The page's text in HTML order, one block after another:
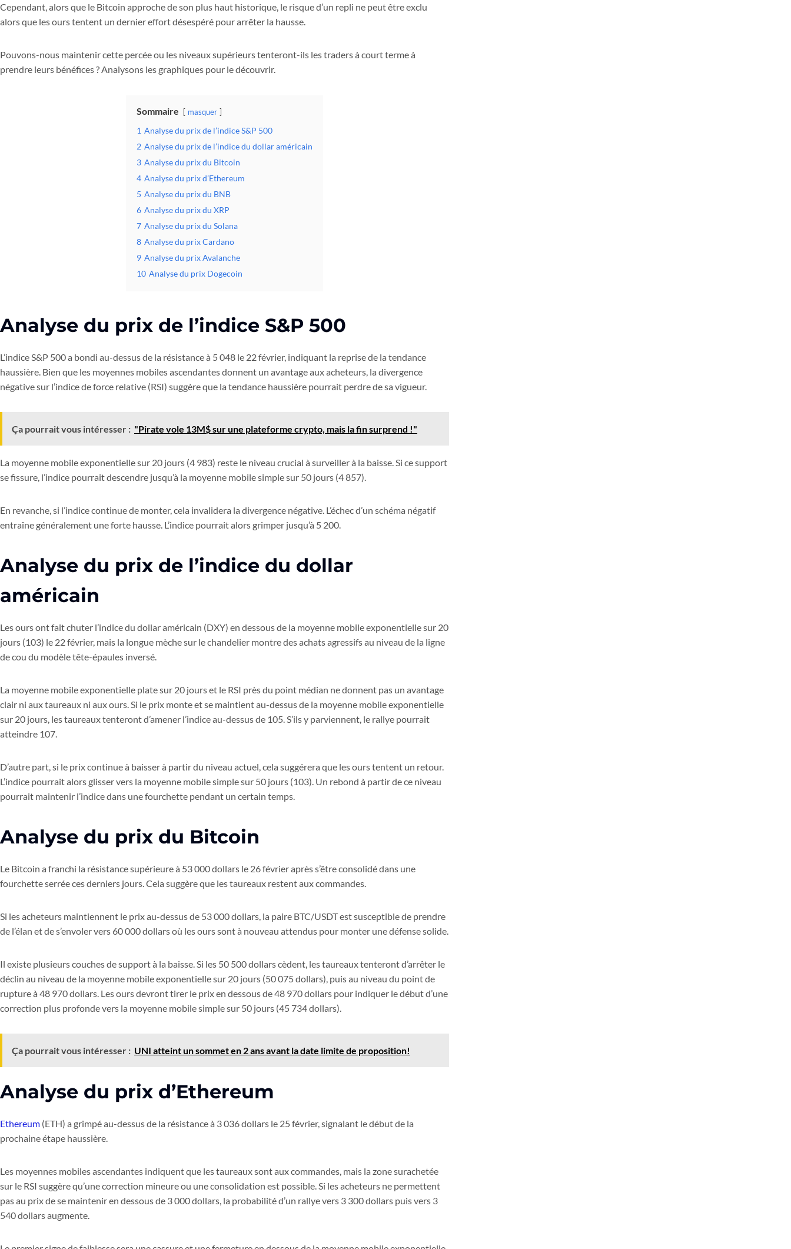
Cependant, alors que le Bitcoin approche de son plus haut historique, le risque d’un repli ne peut être exclu
alors que les ours tentent un dernier effort désespéré pour arrêter la hausse.
Pouvons-nous maintenir cette percée ou les niveaux supérieurs tenteront-ils les traders à court terme à
prendre leurs bénéfices ? Analysons les graphiques pour le découvrir.
Sommaire masquer
1 Analyse du prix de l’indice S&P 500
2 Analyse du prix de l’indice du dollar américain
3 Analyse du prix du Bitcoin
4 Analyse du prix d’Ethereum
5 Analyse du prix du BNB
6 Analyse du prix du XRP
7 Analyse du prix du Solana
8 Analyse du prix Cardano
9 Analyse du prix Avalanche
10 Analyse du prix Dogecoin
Analyse du prix de l’indice S&P 500
L’indice S&P 500 a bondi au-dessus de la résistance à 5 048 le 22 février, indiquant la reprise de la tendance
haussière. Bien que les moyennes mobiles ascendantes donnent un avantage aux acheteurs, la divergence
négative sur l’indice de force relative (RSI) suggère que la tendance haussière pourrait perdre de sa vigueur.
Ça pourrait vous intéresser : "Pirate vole 13M$ sur une plateforme crypto, mais la fin surprend !"
La moyenne mobile exponentielle sur 20 jours (4 983) reste le niveau crucial à surveiller à la baisse. Si ce support
se fissure, l’indice pourrait descendre jusqu’à la moyenne mobile simple sur 50 jours (4 857).
En revanche, si l’indice continue de monter, cela invalidera la divergence négative. L’échec d’un schéma négatif
entraîne généralement une forte hausse. L’indice pourrait alors grimper jusqu’à 5 200.
Analyse du prix de l’indice du dollar
américain
Les ours ont fait chuter l’indice du dollar américain (DXY) en dessous de la moyenne mobile exponentielle sur 20
jours (103) le 22 février, mais la longue mèche sur le chandelier montre des achats agressifs au niveau de la ligne
de cou du modèle tête-épaules inversé.
La moyenne mobile exponentielle plate sur 20 jours et le RSI près du point médian ne donnent pas un avantage
clair ni aux taureaux ni aux ours. Si le prix monte et se maintient au-dessus de la moyenne mobile exponentielle
sur 20 jours, les taureaux tenteront d’amener l’indice au-dessus de 105. S’ils y parviennent, le rallye pourrait
atteindre 107.
D’autre part, si le prix continue à baisser à partir du niveau actuel, cela suggérera que les ours tentent un retour.
L’indice pourrait alors glisser vers la moyenne mobile simple sur 50 jours (103). Un rebond à partir de ce niveau
pourrait maintenir l’indice dans une fourchette pendant un certain temps.
Analyse du prix du Bitcoin
Le Bitcoin a franchi la résistance supérieure à 53 000 dollars le 26 février après s’être consolidé dans une
fourchette serrée ces derniers jours. Cela suggère que les taureaux restent aux commandes.
Si les acheteurs maintiennent le prix au-dessus de 53 000 dollars, la paire BTC/USDT est susceptible de prendre
de l’élan et de s’envoler vers 60 000 dollars où les ours sont à nouveau attendus pour monter une défense solide.
Il existe plusieurs couches de support à la baisse. Si les 50 500 dollars cèdent, les taureaux tenteront d’arrêter le
déclin au niveau de la moyenne mobile exponentielle sur 20 jours (50 075 dollars), puis au niveau du point de
rupture à 48 970 dollars. Les ours devront tirer le prix en dessous de 48 970 dollars pour indiquer le début d’une
correction plus profonde vers la moyenne mobile simple sur 50 jours (45 734 dollars).
Ça pourrait vous intéresser : UNI atteint un sommet en 2 ans avant la date limite de proposition!
Analyse du prix d’Ethereum
Ethereum (ETH) a grimpé au-dessus de la résistance à 3 036 dollars le 25 février, signalant le début de la
prochaine étape haussière.
Les moyennes mobiles ascendantes indiquent que les taureaux sont aux commandes, mais la zone surachetée
sur le RSI suggère qu’une correction mineure ou une consolidation est possible. Si les acheteurs ne permettent
pas au prix de se maintenir en dessous de 3 000 dollars, la probabilité d’un rallye vers 3 300 dollars puis vers 3
540 dollars augmente.